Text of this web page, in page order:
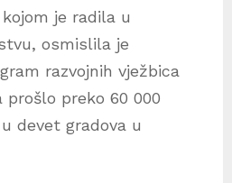
je radila u
osmislila je
razvojnih vježbica
prošlo preko 60 000
devet gradova u